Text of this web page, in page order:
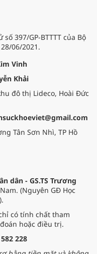
397/GP-BTTTT của Bộ
06/2021.
Vinh
Khải
đô thị Lideco, Hoài Đức
Tân Sơn Nhì, TP Hồ
dân - GS.TS Trương
(Nguyên GĐ Học
có tính chất tham
hoặc điều trị.
228